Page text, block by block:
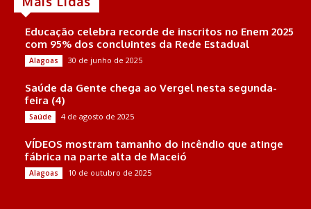
Educação celebra recorde de inscritos no Enem 2025
com 95% dos concluintes da Rede Estadual
Alagoas 30 de junho de 2025
Saúde da Gente chega ao Vergel nesta segunda-
feira (4)
Saúde 4 de agosto de 2025
VÍDEOS mostram tamanho do incêndio que atinge
fábrica na parte alta de Maceió
Alagoas 10 de outubro de 2025